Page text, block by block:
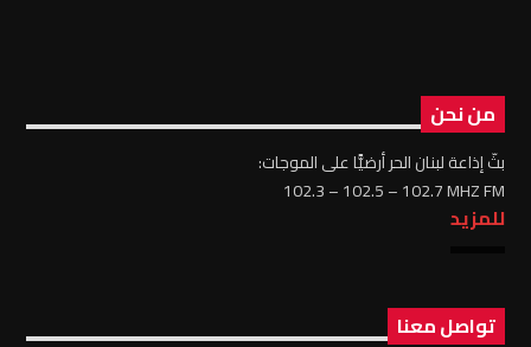
من نحن
بثّ إذاعة لبنان الحر أرضيًّا على الموجات:
102.3 – 102.5 – 102.7 MHZ FM
للمزيد
تواصل معنا